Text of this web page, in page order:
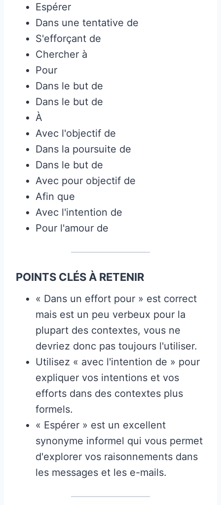
Espérer
Dans une tentative de
S'efforçant de
Chercher à
Pour
Dans le but de
Dans le but de
À
Avec l'objectif de
Dans la poursuite de
Dans le but de
Avec pour objectif de
Afin que
Avec l'intention de
Pour l'amour de
POINTS CLÉS À RETENIR
« Dans un effort pour » est correct
mais est un peu verbeux pour la
plupart des contextes, vous ne
devriez donc pas toujours l'utiliser.
Utilisez « avec l'intention de » pour
expliquer vos intentions et vos
efforts dans des contextes plus
formels.
« Espérer » est un excellent
synonyme informel qui vous permet
d'explorer vos raisonnements dans
les messages et les e-mails.